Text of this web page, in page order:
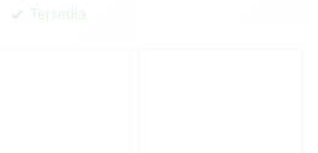
Tersedia